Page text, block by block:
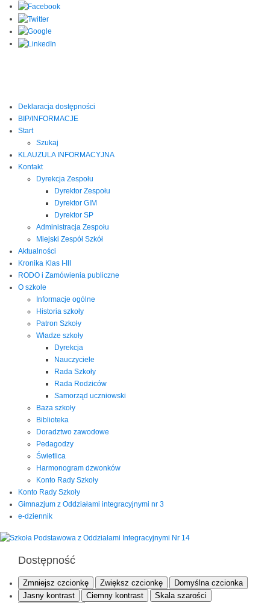
Deklaracja dostępności
BIP/INFORMACJE
Start
Szukaj
KLAUZULA INFORMACYJNA
Kontakt
Dyrekcja Zespołu
Dyrektor Zespołu
Dyrektor GIM
Dyrektor SP
Administracja Zespołu
Miejski Zespół Szkół
Aktualności
Kronika Klas I-III
RODO i Zamówienia publiczne
O szkole
Informacje ogólne
Historia szkoły
Patron Szkoły
Władze szkoły
Dyrekcja
Nauczyciele
Rada Szkoły
Rada Rodziców
Samorząd uczniowski
Baza szkoły
Biblioteka
Doradztwo zawodowe
Pedagodzy
Świetlica
Harmonogram dzwonków
Konto Rady Szkoły
Konto Rady Szkoły
Gimnazjum z Oddziałami integracyjnymi nr 3
e-dziennik
Dostępność
Zmniejsz czcionkę Zwiększ czcionkę
Domyślna czcionka
Jasny kontrast
Ciemny kontrast
Skala szarości